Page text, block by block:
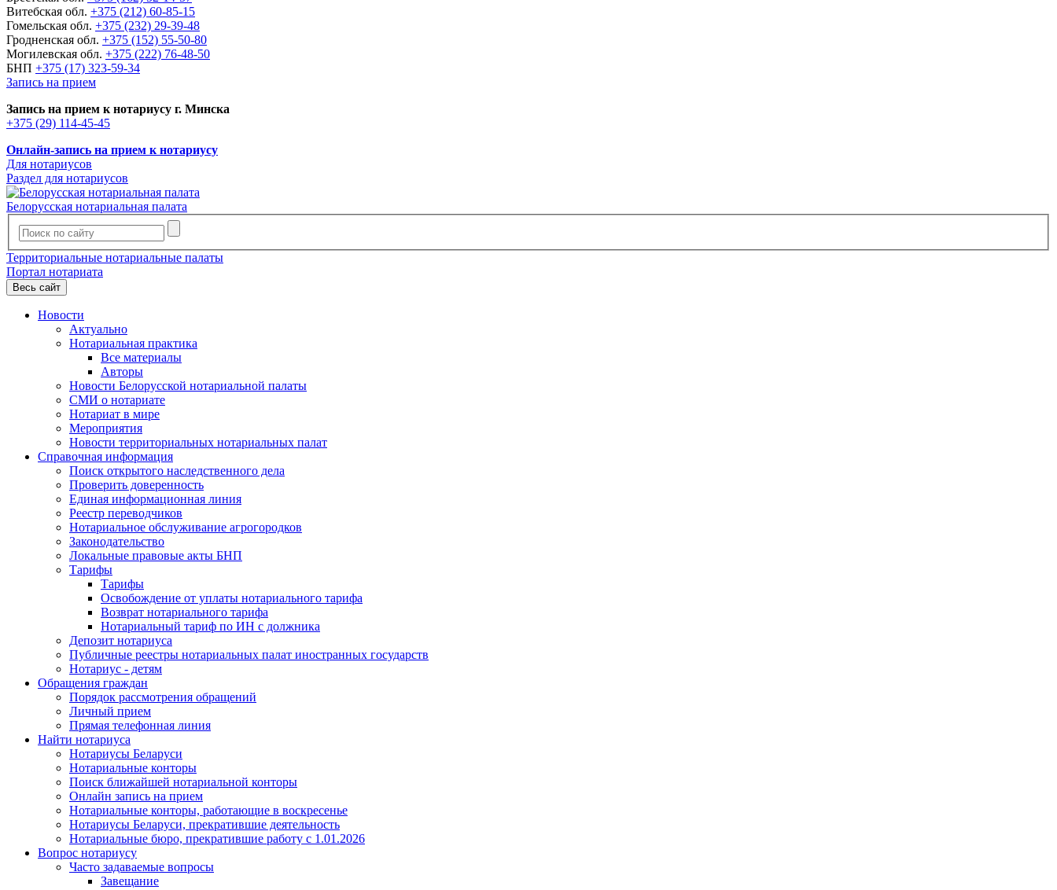
Витебская обл. +375 (212) 60-85-15
Гомельская обл. +375 (232) 29-39-48
Гродненская обл. +375 (152) 55-50-80
Могилевская обл. +375 (222) 76-48-50
БНП +375 (17) 323-59-34
Запись на прием
Запись на прием к нотариусу г. Минска
+375 (29) 114-45-45
Онлайн-запись на прием к нотариусу
Для нотариусов
Раздел для нотариусов
Белорусская нотариальная палата
Территориальные нотариальные палаты
Портал нотариата
Весь сайт
Новости
Актуально
Нотариальная практика
Все материалы
Авторы
Новости Белорусской нотариальной палаты
СМИ о нотариате
Нотариат в мире
Мероприятия
Новости территориальных нотариальных палат
Справочная информация
Поиск открытого наследственного дела
Проверить доверенность
Единая информационная линия
Реестр переводчиков
Нотариальное обслуживание агрогородков
Законодательство
Локальные правовые акты БНП
Тарифы
Тарифы
Освобождение от уплаты нотариального тарифа
Возврат нотариального тарифа
Нотариальный тариф по ИН с должника
Депозит нотариуса
Публичные реестры нотариальных палат иностранных государств
Нотариус - детям
Обращения граждан
Порядок рассмотрения обращений
Личный прием
Прямая телефонная линия
Найти нотариуса
Нотариусы Беларуси
Нотариальные конторы
Поиск ближайшей нотариальной конторы
Онлайн запись на прием
Нотариальные конторы, работающие в воскресенье
Нотариусы Беларуси, прекратившие деятельность
Нотариальные бюро, прекратившие работу с 1.01.2026
Вопрос нотариусу
Часто задаваемые вопросы
Завещание